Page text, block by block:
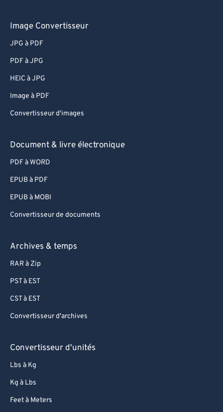
Image Convertisseur
JPG à PDF
PDF à JPG
HEIC à JPG
Image à PDF
Convertisseur d'images
Document & livre électronique
PDF à WORD
EPUB à PDF
EPUB à MOBI
Convertisseur de documents
Archives & temps
RAR à Zip
PST à EST
CST à EST
Convertisseur d'archives
Convertisseur d'unités
Lbs à Kg
Kg à Lbs
Feet à Meters